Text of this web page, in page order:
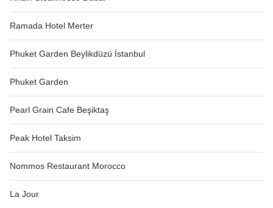
Ramada Hotel Merter
Phuket Garden Beylikdüzü İstanbul
Phuket Garden
Pearl Grain Cafe Beşiktaş
Peak Hotel Taksim
Nommos Restaurant Morocco
La Jour